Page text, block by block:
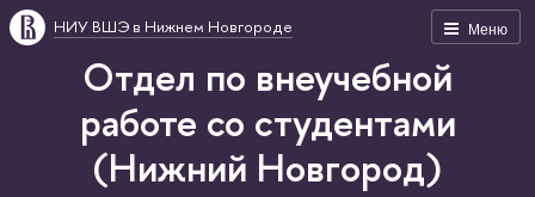
Меню
НИУ ВШЭ в Нижнем Новгороде
Отдел по внеучебной
работе со студентами
(Нижний Новгород)